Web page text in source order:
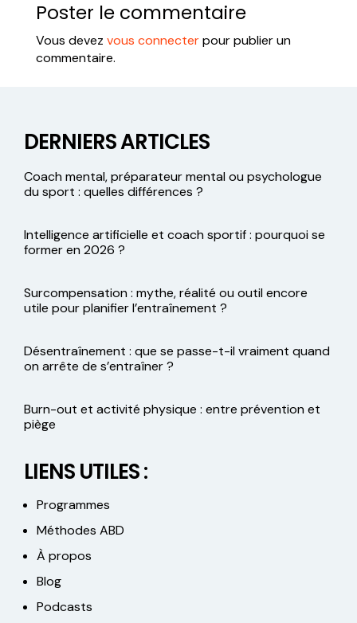
Poster le commentaire
Vous devez vous connecterpour publier un
commentaire.
DERNIERS ARTICLES
Coach mental, préparateur mental ou psychologue
du sport : quelles différences ?
Intelligence artificielle et coach sportif : pourquoi se
former en 2026 ?
Surcompensation : mythe, réalité ou outil encore
utile pour planifier l’entraînement ?
Désentraînement : que se passe-t-il vraiment quand
on arrête de s’entraîner ?
Burn-out et activité physique : entre prévention et
piège
LIENS UTILES :
Programmes
Méthodes ABD
À propos
Blog
Podcasts